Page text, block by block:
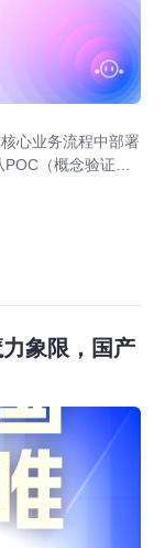
心业务流程中部署
（概念验证）
规则和工作语
象限，国产